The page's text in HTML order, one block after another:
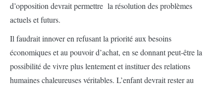
d’opposition devrait permettre la résolution des problèmes
actuels et futurs.
Il faudrait innover en refusant la priorité aux besoins
économiques et au pouvoir d’achat, en se donnant peut-être la
possibilité de vivre plus lentement et instituer des relations
humaines chaleureuses véritables. L’enfant devrait rester au